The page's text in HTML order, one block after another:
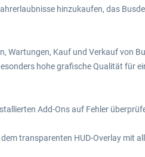
hinzukaufen, das
Wartungen, Kauf und Verkauf von
hohe grafische Qualität für
Add-Ons auf Fehler
transparenten HUD-Overlay mit